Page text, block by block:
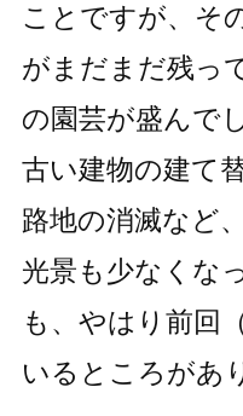
ことですが、そ
がまだまだ残っ
の園芸が盛んで
古い建物の建て
路地の消滅など
光景も少なくな
も、やはり前回
いるところがあ